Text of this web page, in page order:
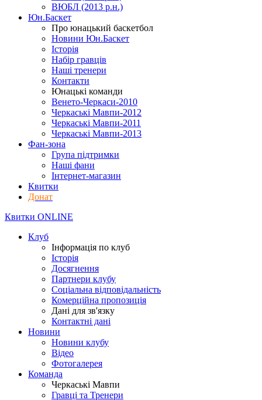
ВЮБЛ (2013 р.н.)
Юн.Баскет
Про юнацький баскетбол
Новини Юн.Баскет
Історія
Набір гравців
Наші тренери
Контакти
Юнацькі команди
Венето-Черкаси-2010
Черкаські Мавпи-2012
Черкаські Мавпи-2011
Черкаські Мавпи-2013
Фан-зона
Група підтримки
Наші фани
Інтернет-магазин
Квитки
Донат
Квитки ONLINE
Клуб
Інформація по клуб
Історія
Досягнення
Партнери клубу
Соціальна відповідальність
Комерційна пропозиція
Дані для зв'язку
Контактні дані
Новини
Новини клубу
Відео
Фотогалерея
Команда
Черкаські Мавпи
Гравці та Тренери